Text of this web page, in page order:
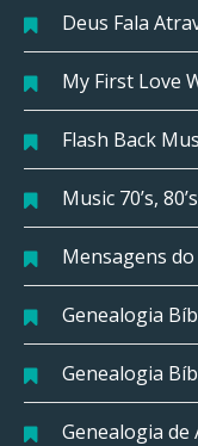
Deus Fala
My First Love
Flash Back
Music 70’s,
Mensagens
Genealogia
Genealogia
Genealogia de